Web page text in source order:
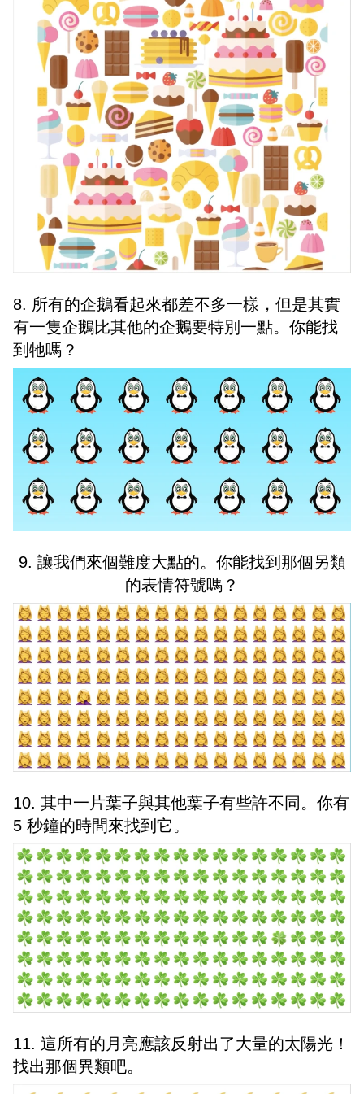
8. 所有的企鵝看起來都差不多一樣，但是其實
有一隻企鵝比其他的企鵝要特別一點。你能找
到牠嗎？
9. 讓我們來個難度大點的。你能找到那個另類
的表情符號嗎？
10. 其中一片葉子與其他葉子有些許不同。你有
5 秒鐘的時間來找到它。
11. 這所有的月亮應該反射出了大量的太陽光！
找出那個異類吧。